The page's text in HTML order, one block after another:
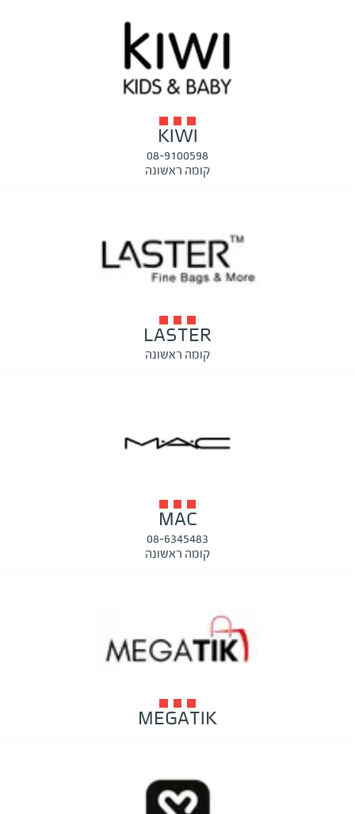
KIWI
08-9100598
קומה ראשונה
LASTER
קומה ראשונה
MAC
08-6345483
קומה ראשונה
MEGATIK